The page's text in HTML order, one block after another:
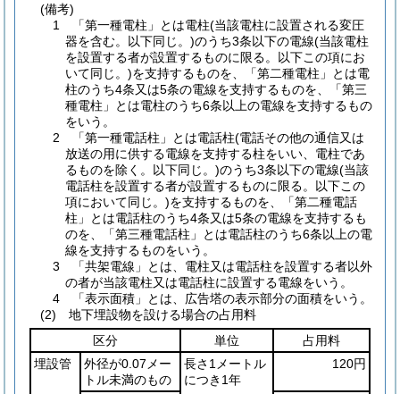
(備考)
1 「第一種電柱」とは電柱(当該電柱に設置される変圧
器を含む。以下同じ。)のうち3条以下の電線(当該電柱
を設置する者が設置するものに限る。以下この項にお
いて同じ。)を支持するものを、「第二種電柱」とは電
柱のうち4条又は5条の電線を支持するものを、「第三
種電柱」とは電柱のうち6条以上の電線を支持するもの
をいう。
2 「第一種電話柱」とは電話柱(電話その他の通信又は
放送の用に供する電線を支持する柱をいい、電柱であ
るものを除く。以下同じ。)のうち3条以下の電線(当該
電話柱を設置する者が設置するものに限る。以下この
項において同じ。)を支持するものを、「第二種電話
柱」とは電話柱のうち4条又は5条の電線を支持するも
のを、「第三種電話柱」とは電話柱のうち6条以上の電
線を支持するものをいう。
3 「共架電線」とは、電柱又は電話柱を設置する者以外
の者が当該電柱又は電話柱に設置する電線をいう。
4 「表示面積」とは、広告塔の表示部分の面積をいう。
(2) 地下埋設物を設ける場合の占用料
区分
単位
占用料
埋設管
外径が0.07メー
トル未満のもの
長さ1メートル
につき1年
120円